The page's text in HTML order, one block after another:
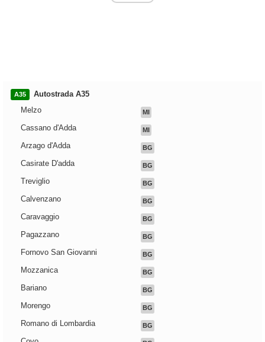
A35
Autostrada A35
Melzo
MI
Cassano d'Adda MI
Arzago d'Adda BG
Casirate D'adda BG
Treviglio BG
Calvenzano BG
Caravaggio BG
Pagazzano BG
Fornovo San Giovanni BG
Mozzanica BG
Bariano BG
Morengo BG
Romano di Lombardia BG